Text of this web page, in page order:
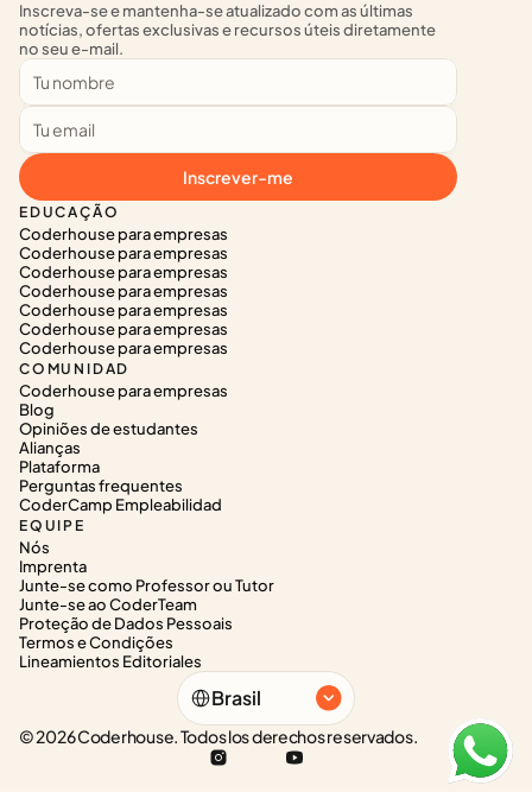
EDUCAÇÃO
Coderhouse para empresas
Coderhouse para empresas
Coderhouse para empresas
Coderhouse para empresas
Coderhouse para empresas
Coderhouse para empresas
Coderhouse para empresas
COMUNIDAD
Coderhouse para empresas
Blog
Opiniões de estudantes
Alianças
Plataforma
Perguntas frequentes
CoderCamp Empleabilidad
EQUIPE
Nós
Imprenta
Junte-se como Professor ou Tutor
Junte-se ao CoderTeam
Proteção de Dados Pessoais
Termos e Condições
Lineamientos Editoriales
Inscreva-se e mantenha-se atualizado com as últimas
notícias, ofertas exclusivas e recursos úteis diretamente
no seu e-mail.
Inscrever-me
Select Language
Brasil
© 2026 Coderhouse. Todos los derechos reservados.